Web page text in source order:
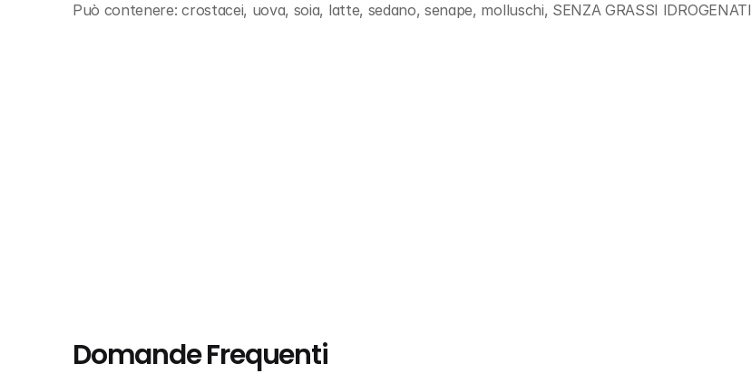
Può contenere: crostacei, uova, soia, latte, sedano, senape, molluschi, SENZA GRASSI IDROGENATI
Domande Frequenti